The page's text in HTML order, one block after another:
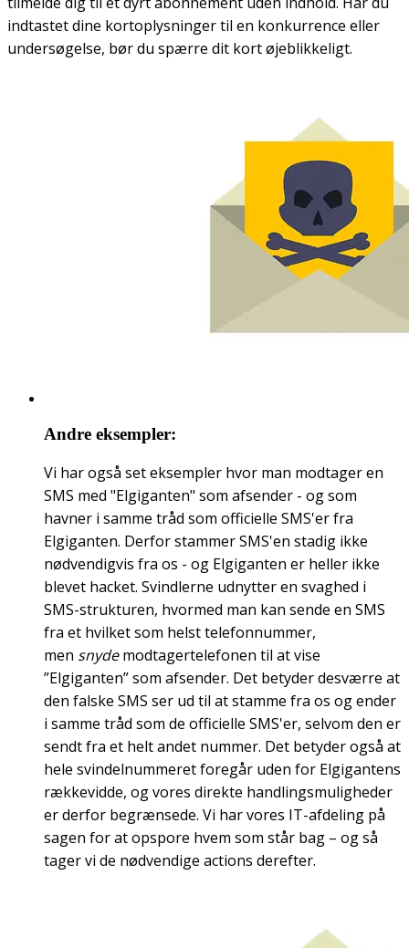
indtastet dine kortoplysninger til en konkurrence eller
undersøgelse, bør du spærre dit kort øjeblikkeligt.
Andre eksempler:
Vi har også set eksempler hvor man modtager en
SMS med "Elgiganten" som afsender - og som
havner i samme tråd som officielle SMS'er fra
Elgiganten. Derfor stammer SMS'en stadig ikke
nødvendigvis fra os - og Elgiganten er heller ikke
blevet hacket. Svindlerne udnytter en svaghed i
SMS-strukturen, hvormed man kan sende en SMS
fra et hvilket som helst telefonnummer,
men snydemodtagertelefonen til at vise
”Elgiganten” som afsender. Det betyder desværre at
den falske SMS ser ud til at stamme fra os og ender
i samme tråd som de officielle SMS'er, selvom den er
sendt fra et helt andet nummer. Det betyder også at
hele svindelnummeret foregår uden for Elgigantens
rækkevidde, og vores direkte handlingsmuligheder
er derfor begrænsede. Vi har vores IT-afdeling på
sagen for at opspore hvem som står bag – og så
tager vi de nødvendige actions derefter.